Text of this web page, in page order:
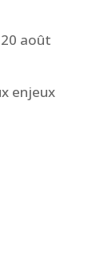
août
enjeux